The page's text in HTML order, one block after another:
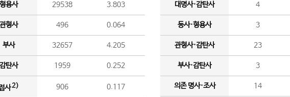
용사 29538 3.803
형사 496 0.064
부사 32657 4.205
탄사 1959 0.252
사2) 906 0.117
대명사·감탄사 4
동사·형용사 3
관형사·감탄사 23
부사·감탄사 3
의존 명사·조사 14